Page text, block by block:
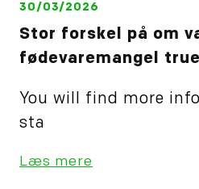
30/03/2026
Stor forskel på om
fødevaremangel
You will find more
sta
Læs mere